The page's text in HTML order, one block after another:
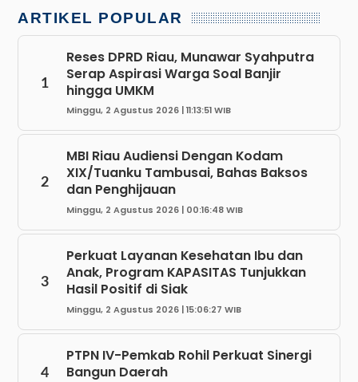
ARTIKEL POPULAR
1
Reses DPRD Riau, Munawar Syahputra
Serap Aspirasi Warga Soal Banjir
hingga UMKM
Minggu, 2 Agustus 2026 | 11:13:51 WIB
2
MBI Riau Audiensi Dengan Kodam
XIX/Tuanku Tambusai, Bahas Baksos
dan Penghijauan
Minggu, 2 Agustus 2026 | 00:16:48 WIB
3
Perkuat Layanan Kesehatan Ibu dan
Anak, Program KAPASITAS Tunjukkan
Hasil Positif di Siak
Minggu, 2 Agustus 2026 | 15:06:27 WIB
4
PTPN IV-Pemkab Rohil Perkuat Sinergi
Bangun Daerah